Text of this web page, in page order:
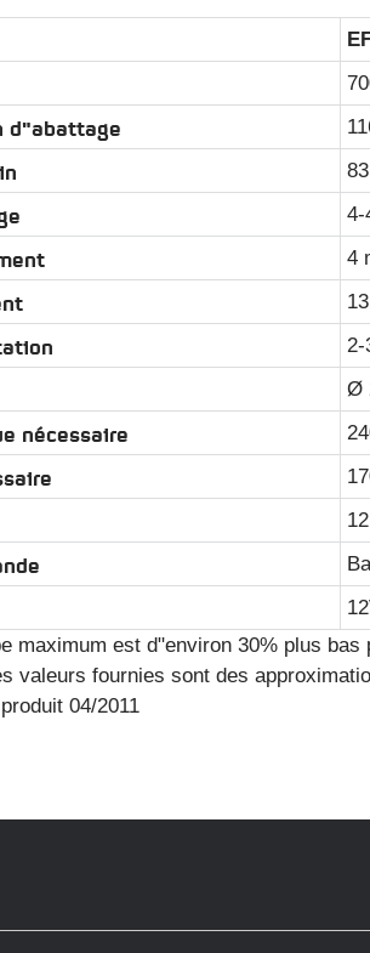
d"abattage
4-
4
2-
Ø
nécessaire
maximum est d"environ 30% plus
valeurs fournies sont des
04/2011